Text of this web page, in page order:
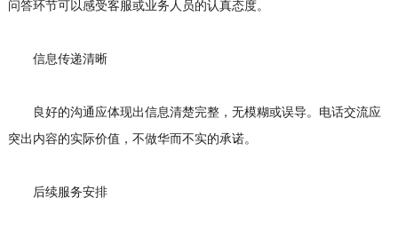
问答环节可以感受客服或业务人员的认真态度。
信息传递清晰
良好的沟通应体现出信息清楚完整，无模糊或误导。电话交流应
突出内容的实际价值，不做华而不实的承诺。
后续服务安排